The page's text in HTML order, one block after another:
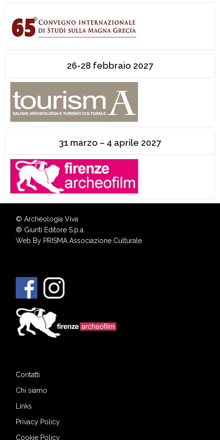
26-28 febbraio 2027
31 marzo – 4 aprile 2027
© Archeologia Viva
® Giunti Editore S.p.a.
Web By PRISMA Associazione Culturale
Contatti
Chi siamo
Links
Privacy Policy
Cookie Policy